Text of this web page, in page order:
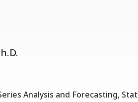
Analysis and Forecasting,